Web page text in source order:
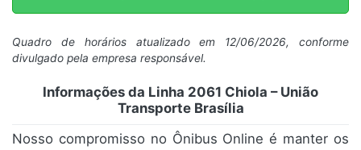
Quadro de horários atualizado em 12/06/2026, conforme
divulgado pela empresa responsável.
Informações da Linha 2061 Chiola – União
Transporte Brasília
Nosso compromisso no Ônibus Online é manter os